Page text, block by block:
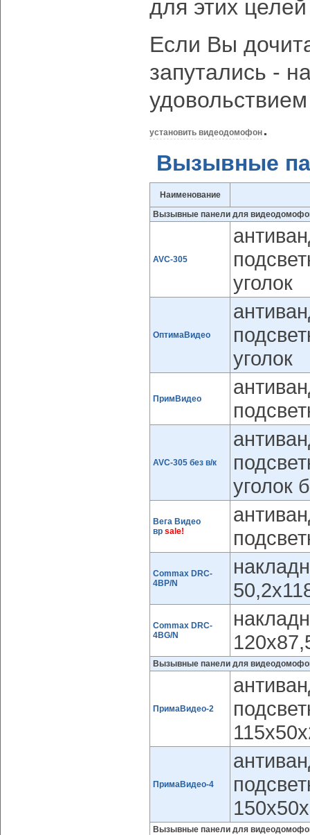
для этих
Если Вы
запутались -
установить видеодомофон .
Вызывные
Наименование
Вызывные панели для
AVC-305
уголок
ОптимаВидео
уголок
ПримВидео
AVC-305 без в/к
уголок
Вега Видео
вр sale!
Commax DRC-
4BP/N
Commax DRC-
4BG/N
Вызывные панели для
ПримаВидео-2
ПримаВидео-4
Вызывные панели для